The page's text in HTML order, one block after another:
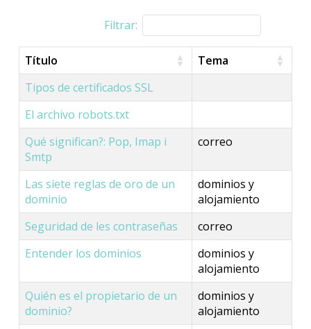
Filtrar:
Título
Tema
Tipos de certificados SSL
El archivo robots.txt
Qué significan?: Pop, Imap i
Smtp
correo
Las siete reglas de oro de un
dominio
dominios y
alojamiento
Seguridad de les contraseñas
correo
Entender los dominios
dominios y
alojamiento
Quién es el propietario de un
dominio?
dominios y
alojamiento